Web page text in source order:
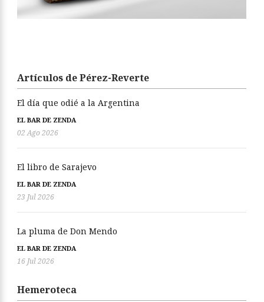
Artículos de Pérez-Reverte
El día que odié a la Argentina
EL BAR DE ZENDA
02 Ago 2026
El libro de Sarajevo
EL BAR DE ZENDA
23 Jul 2026
La pluma de Don Mendo
EL BAR DE ZENDA
16 Jul 2026
Hemeroteca